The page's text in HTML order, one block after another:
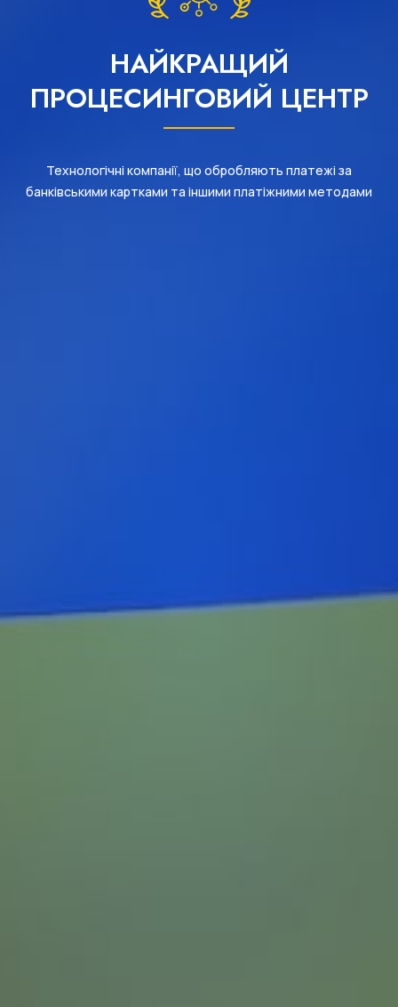
НАЙКРАЩИЙ
ПРОЦЕСИНГОВИЙ ЦЕНТР
Технологічні компанії, що обробляють платежі за
банківськими картками та іншими платіжними методами